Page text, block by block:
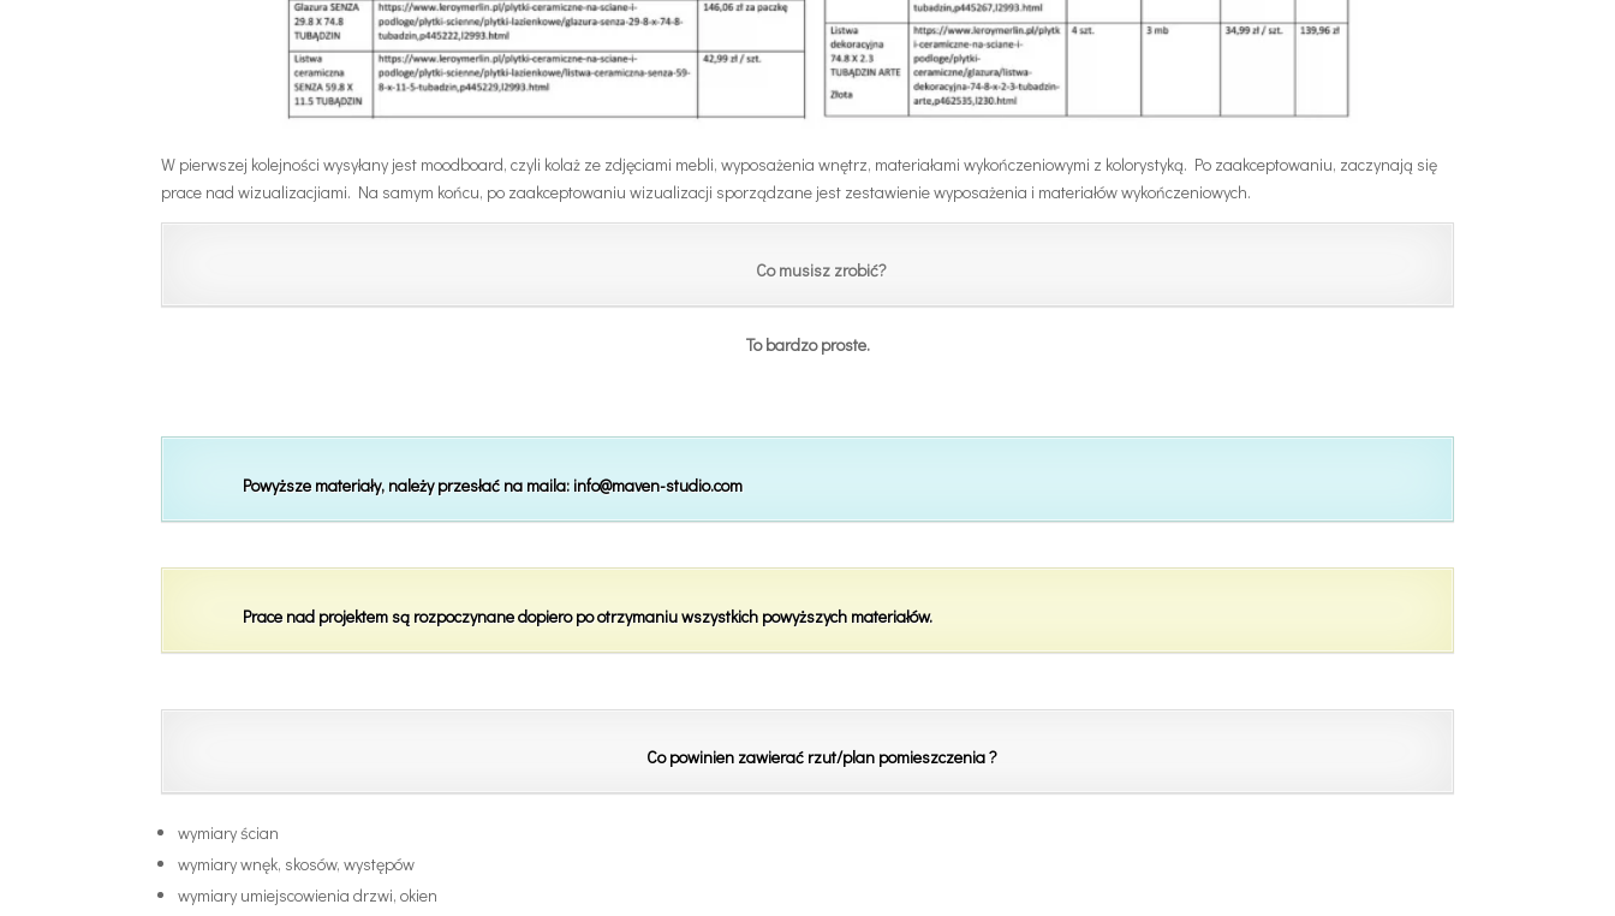
W pierwszej kolejności wysyłany jest moodboard, czyli kolaż ze zdjęciami mebli, wyposażenia wnętrz, materiałami wykończeniowymi z kolorystyką. Po zaakceptowaniu, zaczynają się
prace nad wizualizacjiami. Na samym końcu, po zaakceptowaniu wizualizacji sporządzane jest zestawienie wyposażenia i materiałów wykończeniowych.
Co musisz zrobić?
To bardzo proste.
Powyższe materiały, należy przesłać na maila: info@maven-studio.com
Prace nad projektem są rozpoczynane dopiero po otrzymaniu wszystkich powyższych materiałów.
Co powinien zawierać rzut/plan pomieszczenia ?
wymiary ścian
wymiary wnęk, skosów, występów
wymiary umiejscowienia drzwi, okien